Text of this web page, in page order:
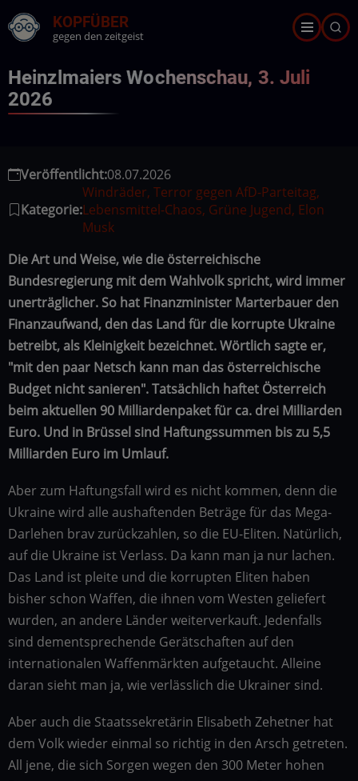
Direkt
zum
KOPFÜBER
gegen den zeitgeist
Heinzlmaiers Wochenschau, 3. Juli
2026
Veröffentlicht:08.07.2026
Kategorie:
Windräder, Terror gegen AfD-Parteitag,
Lebensmittel-Chaos, Grüne Jugend, Elon
Musk
Die Art und Weise, wie die österreichische
Bundesregierung mit dem Wahlvolk spricht, wird immer
unerträglicher. So hat Finanzminister Marterbauer den
Finanzaufwand, den das Land für die korrupte Ukraine
betreibt, als Kleinigkeit bezeichnet. Wörtlich sagte er,
"mit den paar Netsch kann man das österreichische
Budget nicht sanieren". Tatsächlich haftet Österreich
beim aktuellen 90 Milliardenpaket für ca. drei Milliarden
Euro. Und in Brüssel sind Haftungssummen bis zu 5,5
Milliarden Euro im Umlauf.
Aber zum Haftungsfall wird es nicht kommen, denn die
Ukraine wird alle aushaftenden Beträge für das Mega-
Darlehen brav zurückzahlen, so die EU-Eliten. Natürlich,
auf die Ukraine ist Verlass. Da kann man ja nur lachen.
Das Land ist pleite und die korrupten Eliten haben
bisher schon Waffen, die ihnen vom Westen geliefert
wurden, an andere Länder weiterverkauft. Jedenfalls
sind dementsprechende Gerätschaften auf den
internationalen Waffenmärkten aufgetaucht. Alleine
daran sieht man ja, wie verlässlich die Ukrainer sind.
Aber auch die Staatssekretärin Elisabeth Zehetner hat
dem Volk wieder einmal so richtig in den Arsch getreten.
All jene, die sich Sorgen wegen den 300 Meter hohen